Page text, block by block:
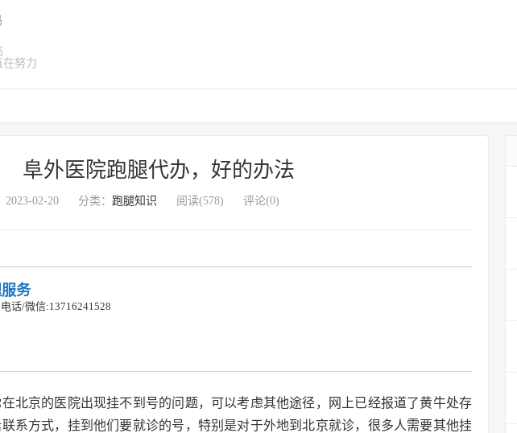
在努力
阜外医院跑腿代办，好的办法
2023-02-20 分类： 跑腿知识 阅读(578) 评论(0)
务
电话/微信:13716241528
北京的医院出现挂不到号的问题，可以考虑其他途径，网上已经报道了黄牛处存
系方式，挂到他们要就诊的号，特别是对于外地到北京就诊，很多人需要其他挂